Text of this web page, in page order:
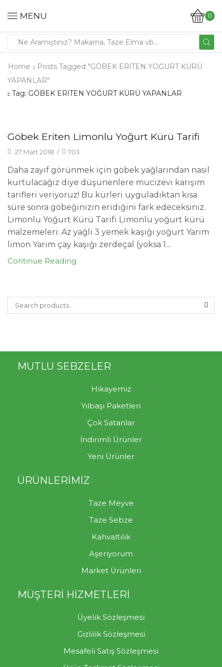
MENU 0
Home
Posts Tagged "GÖBEK ERİTEN YOĞURT KÜRÜ
YAPANLAR"
Tag: GÖBEK ERİTEN YOĞURT KÜRÜ YAPANLAR
Göbek Eriten Limonlu Yoğurt Kürü Tarifi
27 Mart 2018 / 703
Daha zayıf görünmek için göbek yağlarından nasıl
kurtulacağız diye düşünenlere mucizevi karışım
tarifleri veriyoruz! Bu kürleri uyguladıktan kısa
süre sonra göbeğinizin eridiğini fark edeceksiniz.
Limonlu Yoğurt Kürü Tarifi Limonlu yoğurt kürü
malzemeleri: Az yağlı 3 yemek kaşığı yoğurt Yarım
limon Yarım çay kaşığı zerdeçal (yoksa 1...
Continue Reading
MUTLU SEBZELER
Hikayemiz
Yılbaşı Paketleri
Çok Satanlar
İndirimli Ürünler
Yeni Ürünler
ÜRÜNLERİMİZ
Taze Meyve
Taze Sebze
Kahvaltılık
Aşeriyorum
Market Ürünleri
MÜŞTERİ HİZMETLERİ
Üyelik Sözleşmesi
Gizlilik Sözleşmesi
Mesafeli Satış Sözleşmesi